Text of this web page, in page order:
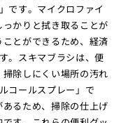
です。マイクロファイ
かりと拭き取ることが
とができるため、経済
。スキマブラシは、便
除しにくい場所の汚れ
コールスプレー」で
るため、掃除の仕上げ